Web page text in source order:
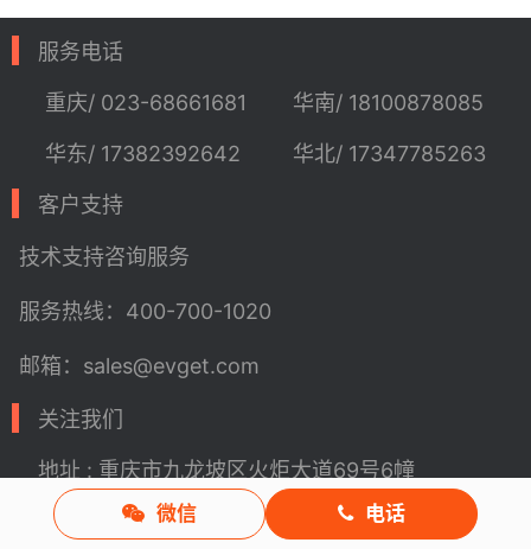
服务电话
重庆/ 023-68661681
华东/ 17382392642
华南/ 18100878085
华北/ 17347785263
客户支持
技术支持咨询服务
服务热线：400-700-1020
邮箱：sales@evget.com
关注我们
地址 : 重庆市九龙坡区火炬大道69号6幢
微信 电话